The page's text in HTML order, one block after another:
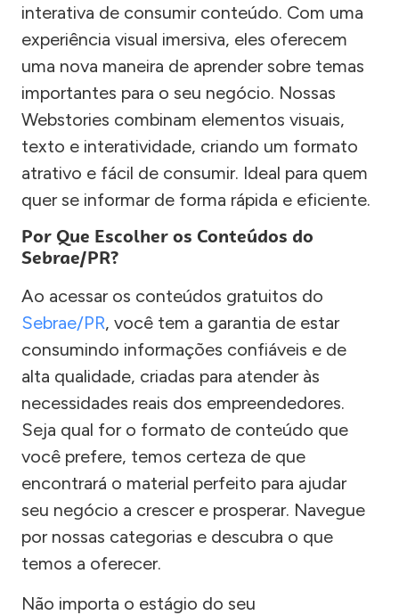
interativa de consumir conteúdo. Com uma
experiência visual imersiva, eles oferecem
uma nova maneira de aprender sobre temas
importantes para o seu negócio. Nossas
Webstories combinam elementos visuais,
texto e interatividade, criando um formato
atrativo e fácil de consumir. Ideal para quem
quer se informar de forma rápida e eficiente.
Por Que Escolher os Conteúdos do
Sebrae/PR?
Ao acessar os conteúdos gratuitos do
Sebrae/PR, você tem a garantia de estar
consumindo informações confiáveis e de
alta qualidade, criadas para atender às
necessidades reais dos empreendedores.
Seja qual for o formato de conteúdo que
você prefere, temos certeza de que
encontrará o material perfeito para ajudar
seu negócio a crescer e prosperar. Navegue
por nossas categorias e descubra o que
temos a oferecer.
Não importa o estágio do seu